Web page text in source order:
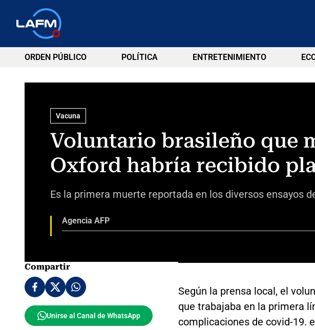
ORDEN PÚBLICO POLÍTICA ENTRETENIMIENTO
Vacuna
Voluntario brasileño que
Oxford habría recibido
Es la primera muerte reportada en los diversos ensayos
Agencia AFP
Compartir
Unirse al Canal de WhatsApp
Según la prensa local, el
que trabajaba en la primera
complicaciones de covid-19.